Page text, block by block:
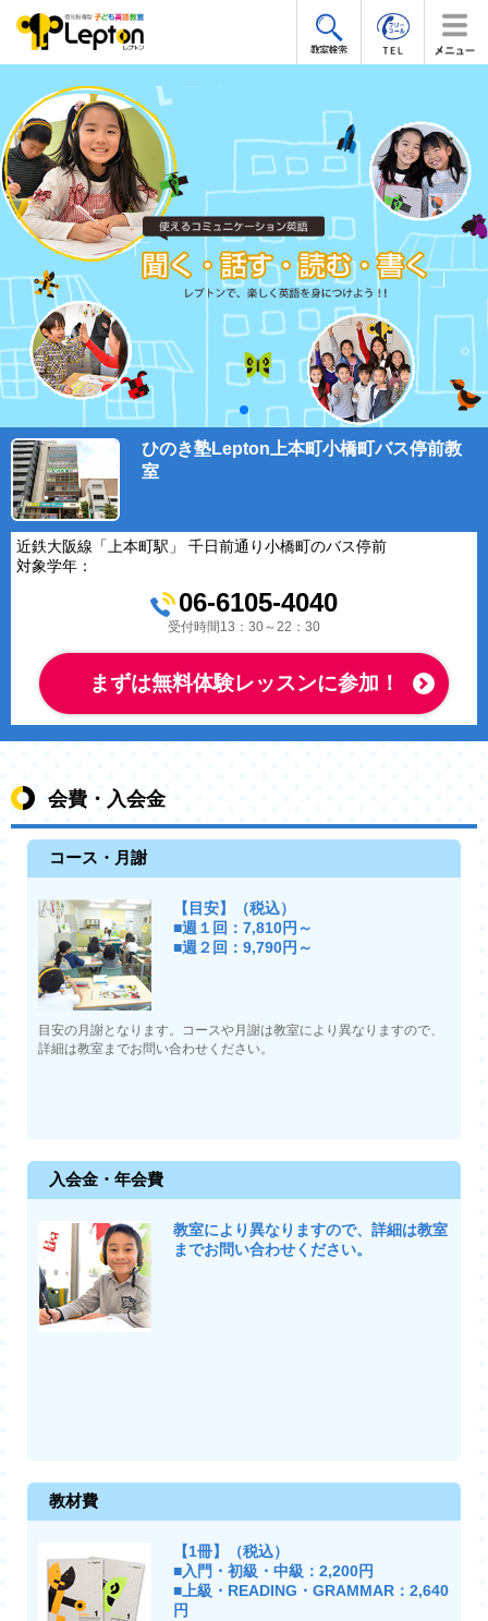
ひのき塾Lepton上本町小橋町バス停前教
室
近鉄大阪線「上本町駅」 千日前通り小橋町のバス停前
対象学年：
06-6105-4040
受付時間13：30～22：30
まずは無料体験レッスンに参加！
会費・入会金
コース・月謝
【目安】（税込）
■週１回：7,810円～
■週２回：9,790円～
目安の月謝となります。コースや月謝は教室により異なりますので、
詳細は教室までお問い合わせください。
入会金・年会費
教室により異なりますので、詳細は教室
までお問い合わせください。
教材費
【1冊】（税込）
■入門・初級・中級：2,200円
■上級・READING・GRAMMAR：2,640
円